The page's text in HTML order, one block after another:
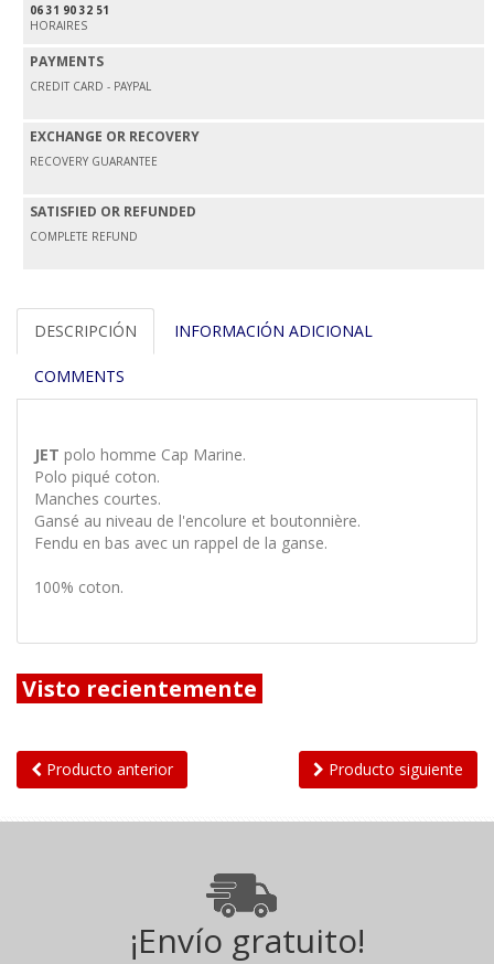
06 31 90 32 51
HORAIRES
PAYMENTS
CREDIT CARD - PAYPAL
EXCHANGE OR RECOVERY
RECOVERY GUARANTEE
SATISFIED OR REFUNDED
COMPLETE REFUND
DESCRIPCIÓN INFORMACIÓN ADICIONAL
COMMENTS
JET polo homme Cap Marine.
Polo piqué coton.
Manches courtes.
Gansé au niveau de l'encolure et boutonnière.
Fendu en bas avec un rappel de la ganse.
100% coton.
Visto recientemente
Producto anterior Producto siguiente
¡Envío gratuito!